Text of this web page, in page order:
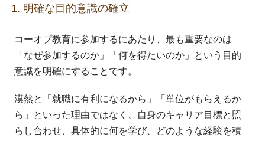
1. 明確な目的意識の確立
コーオプ教育に参加するにあたり、最も重要なのは
「なぜ参加するのか」「何を得たいのか」という目的
意識を明確にすることです。
漠然と「就職に有利になるから」「単位がもらえるか
ら」といった理由ではなく、自身のキャリア目標と照
らし合わせ、具体的に何を学び、どのような経験を積